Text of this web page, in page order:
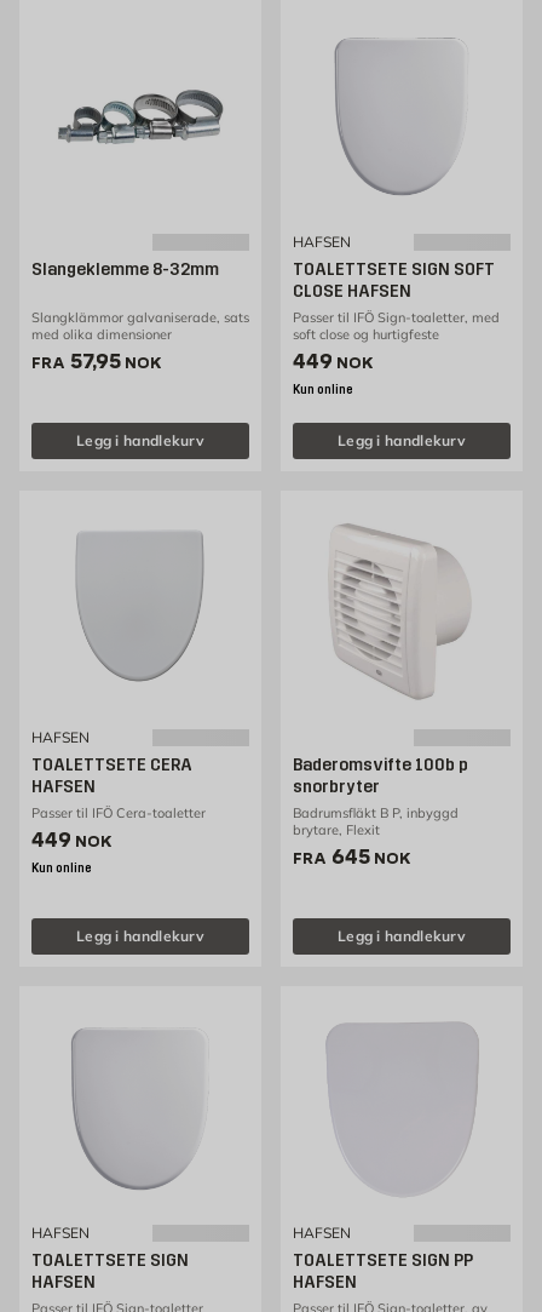
Slangeklemme 8-32mm
Slangklämmor galvaniserade, sats
med olika dimensioner
FRA Pris 57.95 NOK /stk
57,95 NOK
Legg i handlekurv
HAFSEN
TOALETTSETE SIGN SOFT
CLOSE HAFSEN
Passer til IFÖ Sign-toaletter, med
soft close og hurtigfeste
Pris 449 NOK /stk
449 NOK
Kun online
Legg i handlekurv
HAFSEN
TOALETTSETE CERA
HAFSEN
Passer til IFÖ Cera-toaletter
Pris 449 NOK /stk
449 NOK
Kun online
Legg i handlekurv
Baderomsvifte 100b p
snorbryter
Badrumsfläkt B P, inbyggd
brytare, Flexit
FRA Pris 645 NOK /stk
645 NOK
Legg i handlekurv
HAFSEN
TOALETTSETE SIGN
HAFSEN
Passer til IFÖ Sign-toaletter
HAFSEN
TOALETTSETE SIGN PP
HAFSEN
Passer til IFÖ Sign-toaletter, av